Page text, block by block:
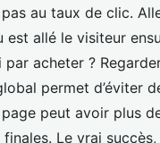
au taux de clic.
est allé le visiteur
acheter ?
permet d’éviter
peut avoir plus
Le vrai succès,